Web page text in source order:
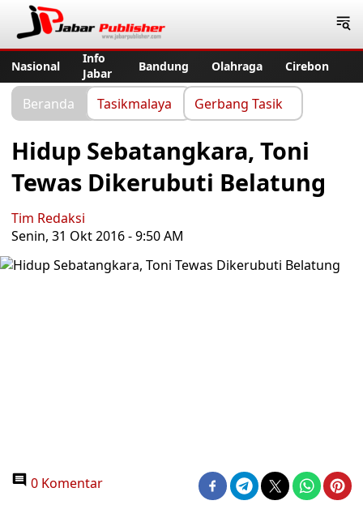
Nasional
Info
Jabar
Bandung Olahraga Cirebon
Beranda Tasikmalaya Gerbang Tasik
Hidup Sebatangkara, Toni
Tewas Dikerubuti Belatung
Tim Redaksi
Senin, 31 Okt 2016 - 9:50 AM
0 Komentar